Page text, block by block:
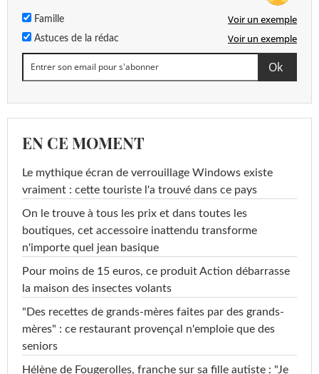
Famille Voir un exemple
Astuces de la rédac Voir un exemple
EN CE MOMENT
Le mythique écran de verrouillage Windows existe
vraiment : cette touriste l'a trouvé dans ce pays
On le trouve à tous les prix et dans toutes les
boutiques, cet accessoire inattendu transforme
n'importe quel jean basique
Pour moins de 15 euros, ce produit Action débarrasse
la maison des insectes volants
"Des recettes de grands-mères faites par des grands-
mères" : ce restaurant provençal n'emploie que des
seniors
Hélène de Fougerolles, franche sur sa fille autiste : "Je